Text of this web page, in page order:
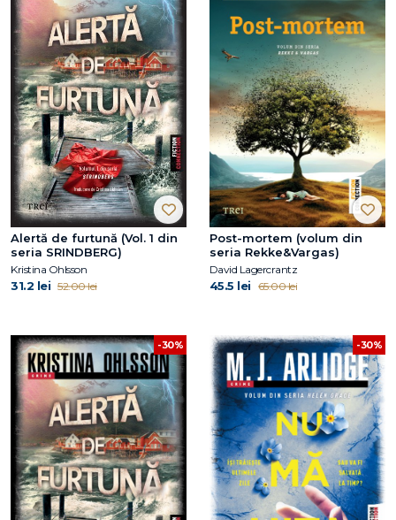
Alertă de furtună (Vol. 1 din
seria SRINDBERG)
Kristina Ohlsson
31.2 lei 52.00 lei
Post-mortem (volum din
seria Rekke&Vargas)
David Lagercrantz
45.5 lei 65.00 lei
-30% -30%